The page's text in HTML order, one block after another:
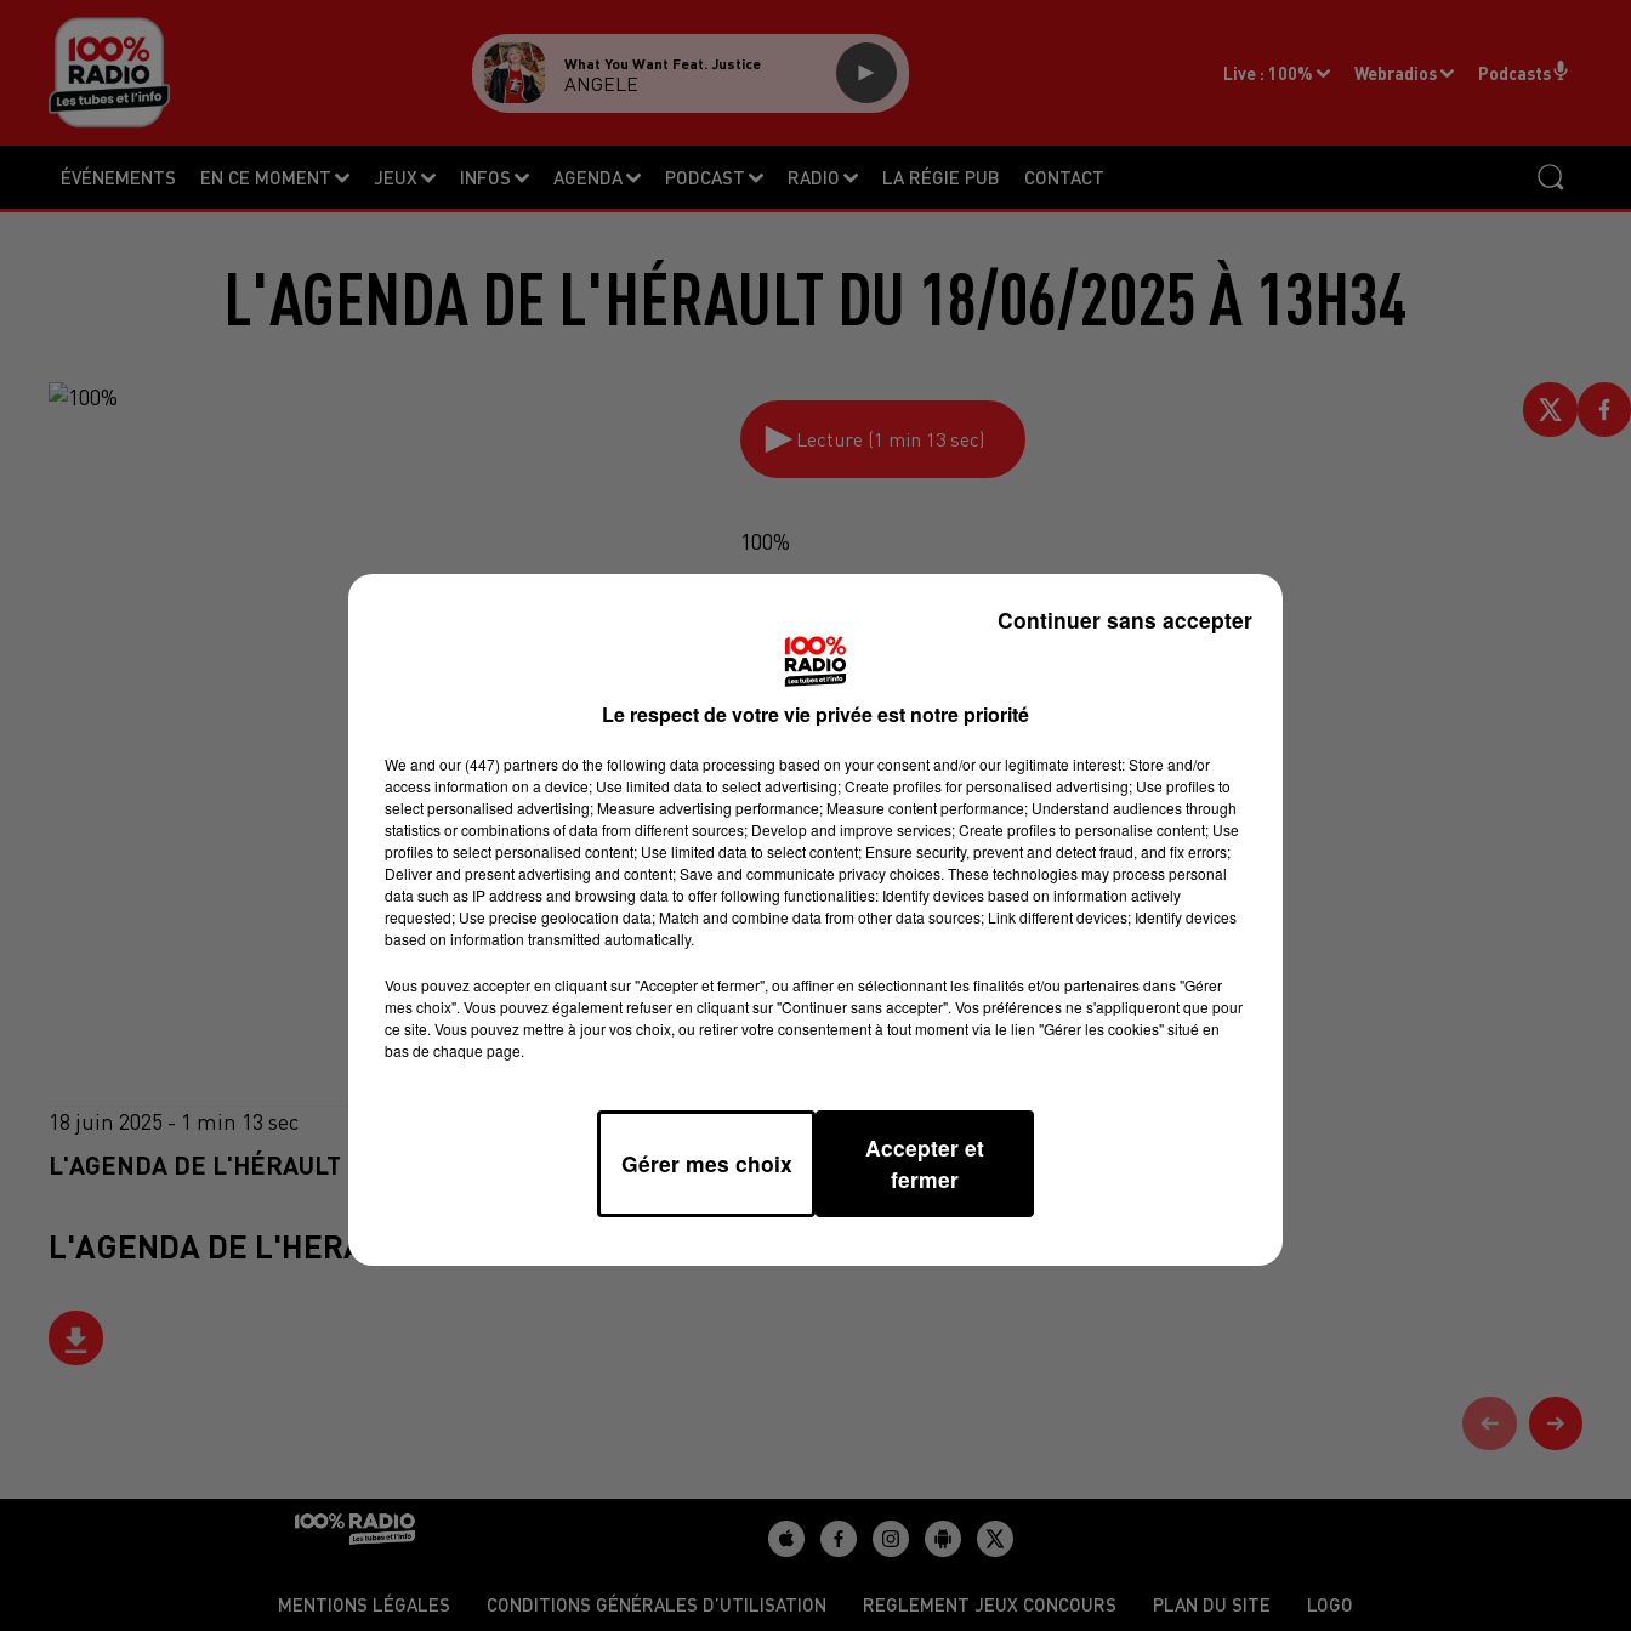
ÉVÉNEMENTS EN CE MOMENT JEUX INFOS AGENDA PODCAST RADIO LA RÉGIE PUB CONTACT
Live : 100% Webradios Podcasts
What You Want Feat. Justice
ANGELE
L'AGENDA DE L'HÉRAULT DU 18/06/2025 À 13H34
Lecture (1 min 13 sec)
100%
18 juin 2025 - 1 min 13 sec
L'AGENDA DE L'HÉRAULT DU 18/06/2025 À 13H34
L'AGENDA DE L'HERAULT
MENTIONS LÉGALES CONDITIONS GÉNÉRALES D’UTILISATION REGLEMENT JEUX CONCOURS PLAN DU SITE LOGO
Le respect de votre vie privée est notre priorité
We and our (447) partnersdo the following data processing based on your consent and/or our legitimate interest: Store and/or
access information on a device; Use limited data to select advertising; Create profiles for personalised advertising; Use profiles to
select personalised advertising; Measure advertising performance; Measure content performance; Understand audiences through
statistics or combinations of data from different sources; Develop and improve services; Create profiles to personalise content; Use
profiles to select personalised content; Use limited data to select content; Ensure security, prevent and detect fraud, and fix errors;
Deliver and present advertising and content; Save and communicate privacy choices. These technologies may process personal
data such as IP address and browsing data to offer following functionalities: Identify devices based on information actively
requested; Use precise geolocation data; Match and combine data from other data sources; Link different devices; Identify devices
based on information transmitted automatically.
Vous pouvez accepter en cliquant sur "Accepter et fermer", ou affiner en sélectionnant les finalités et/ou partenaires dans "Gérer
mes choix". Vous pouvez également refuser en cliquant sur "Continuer sans accepter". Vos préférences ne s'appliqueront que pour
ce site. Vous pouvez mettre à jour vos choix, ou retirer votre consentement à tout moment via le lien "Gérer les cookies" situé en
bas de chaque page.
Gérer mes choix
Accepter et
fermer
Continuer sans accepter